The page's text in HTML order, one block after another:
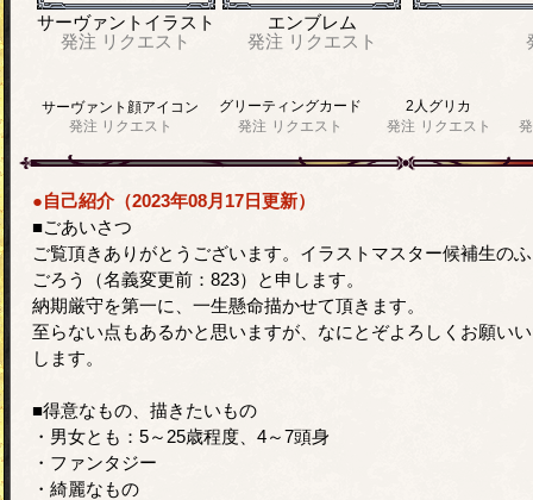
サーヴァントイラスト
発注 リクエスト
エンブレム
発注 リクエスト
サーヴァント顔アイコン
発注 リクエスト
グリーティングカード
発注 リクエスト
2人グリカ
発注 リクエスト
●自己紹介（2023年08月17日更新）
■ごあいさつ
ご覧頂きありがとうございます。イラストマスター候補生の
ごろう（名義変更前：823）と申します。
納期厳守を第一に、一生懸命描かせて頂きます。
至らない点もあるかと思いますが、なにとぞよろしくお願い
します。
■得意なもの、描きたいもの
・男女とも：5～25歳程度、4～7頭身
・ファンタジー
・綺麗なもの